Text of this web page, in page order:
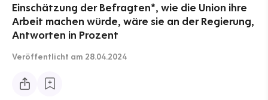
Einschätzung der Befragten*, wie die Union ihre
Arbeit machen würde, wäre sie an der Regierung,
Antworten in Prozent
Veröffentlicht am 28.04.2024